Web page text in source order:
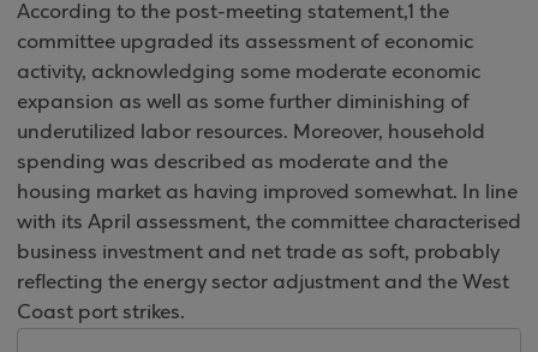
According to the post-meeting statement,1 the
committee upgraded its assessment of economic
activity, acknowledging some moderate economic
expansion as well as some further diminishing of
underutilized labor resources. Moreover, household
spending was described as moderate and the
housing market as having improved somewhat. In line
with its April assessment, the committee characterised
business investment and net trade as soft, probably
reflecting the energy sector adjustment and the West
Coast port strikes.